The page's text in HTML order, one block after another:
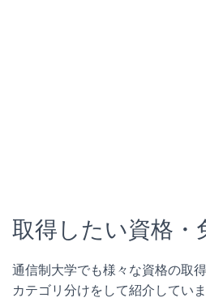
取得したい資格・
通信制大学でも様々な資格の取
カテゴリ分けをして紹介していま